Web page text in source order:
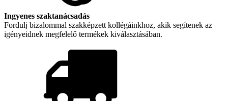
Ingyenes szaktanácsadás
Fordulj bizalommal szakképzett kollégáinkhoz, akik segítenek az
igényeidnek megfelelő termékek kiválasztásában.